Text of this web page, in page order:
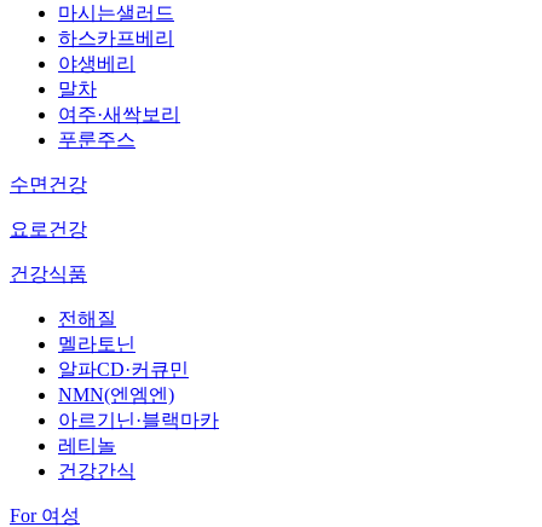
마시는샐러드
하스카프베리
야생베리
말차
여주·새싹보리
푸룬주스
수면건강
요로건강
건강식품
전해질
멜라토닌
알파CD·커큐민
NMN(엔엠엔)
아르기닌·블랙마카
레티놀
건강간식
For 여성